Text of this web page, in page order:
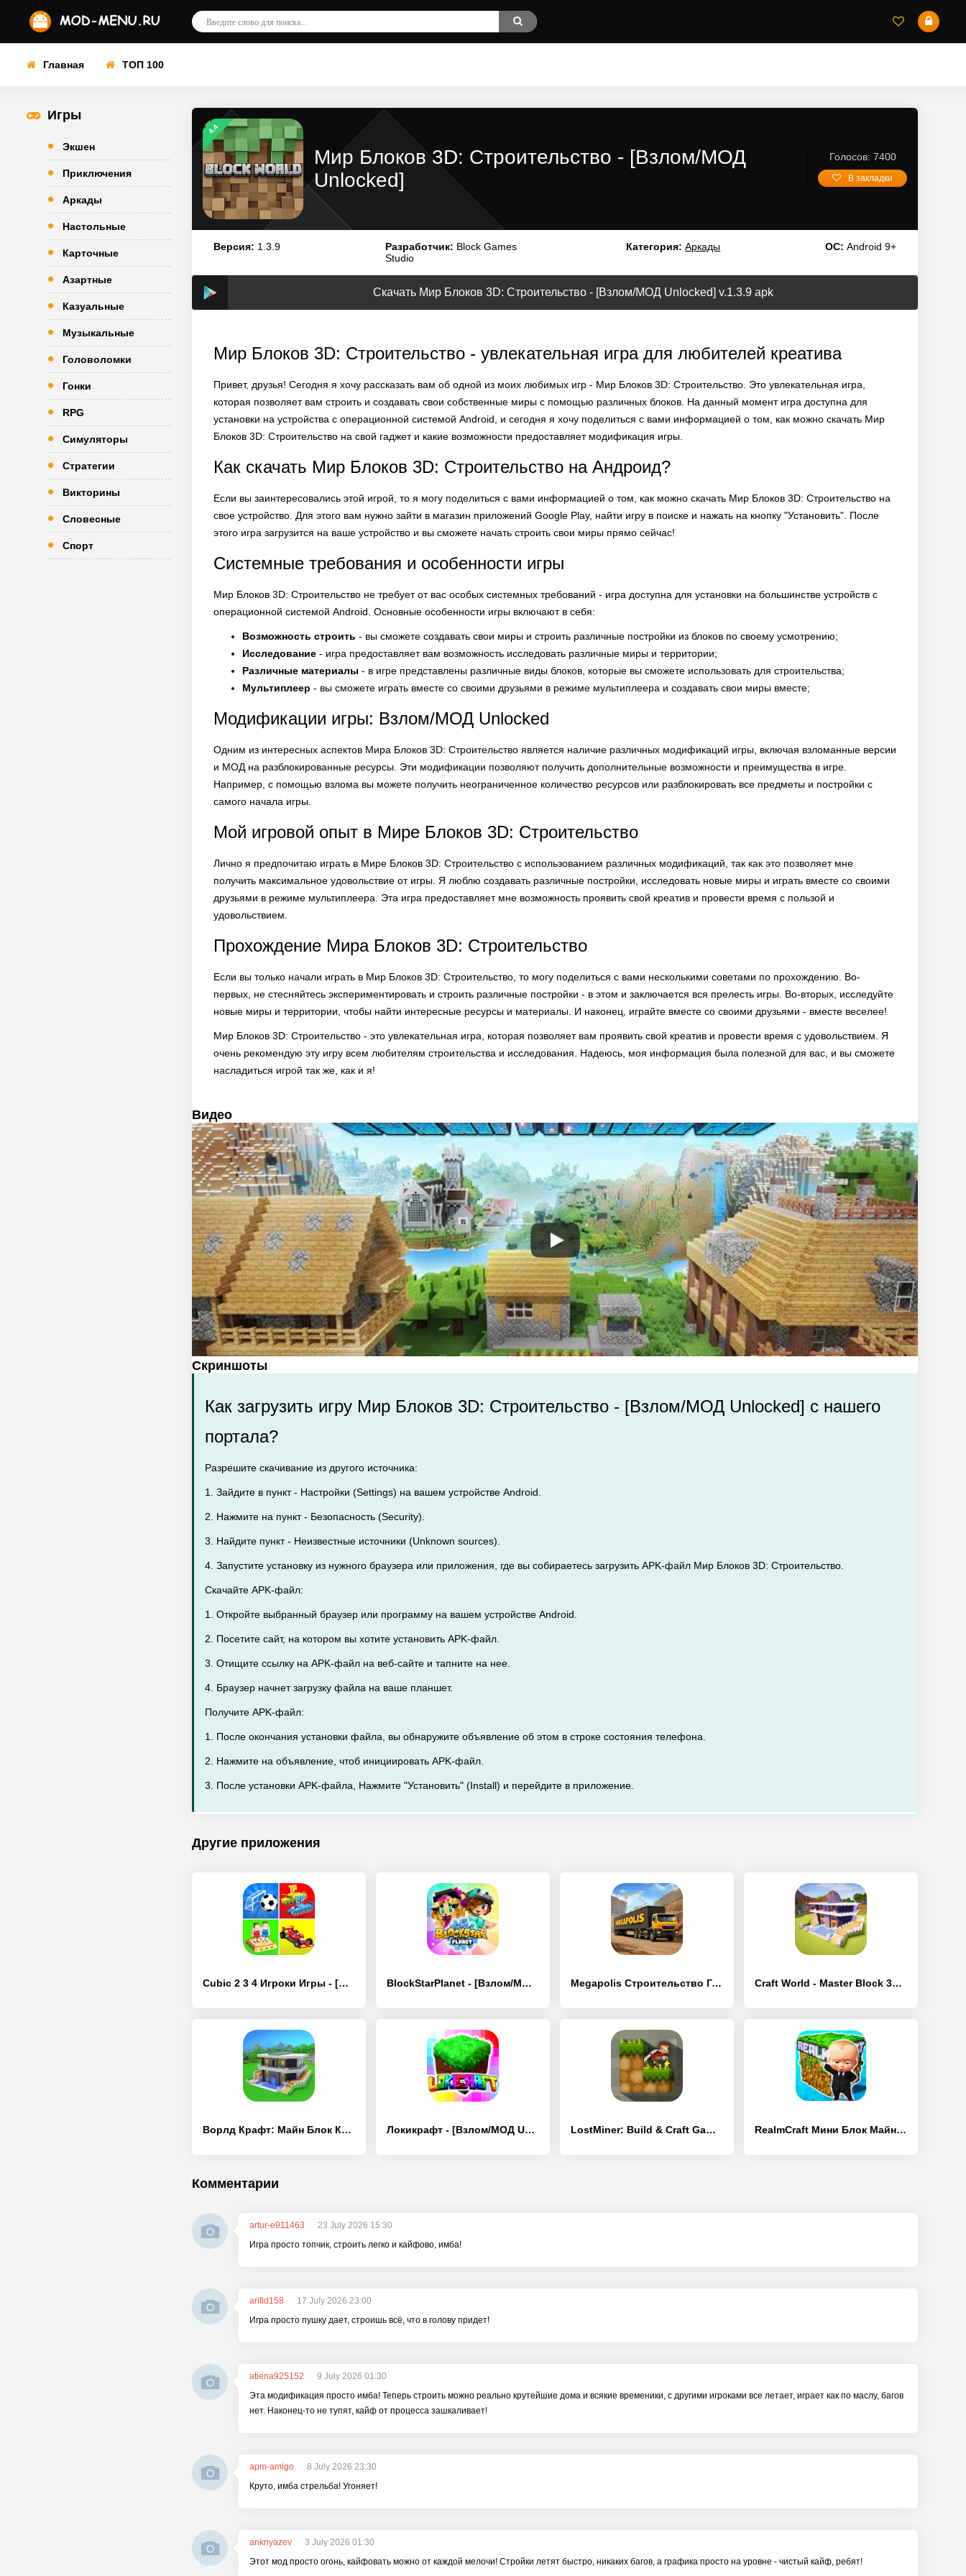
Главная ТОП 100
Игры
Экшен
Приключения
Аркады
Настольные
Карточные
Азартные
Казуальные
Музыкальные
Головоломки
Гонки
RPG
Симуляторы
Стратегии
Викторины
Словесные
Спорт
4.4
Мир Блоков 3D: Строительство - [Взлом/МОД
Unlocked]
Голосов: 7400
В закладки
Версия: 1.3.9 Разработчик: Block Games
Studio
Категория: Аркады ОС: Android 9+
Скачать Мир Блоков 3D: Строительство - [Взлом/МОД Unlocked] v.1.3.9 apk
Мир Блоков 3D: Строительство - увлекательная игра для любителей креатива
Привет, друзья! Сегодня я хочу рассказать вам об одной из моих любимых игр - Мир Блоков 3D: Строительство. Это увлекательная игра,
которая позволяет вам строить и создавать свои собственные миры с помощью различных блоков. На данный момент игра доступна для
установки на устройства с операционной системой Android, и сегодня я хочу поделиться с вами информацией о том, как можно скачать Мир
Блоков 3D: Строительство на свой гаджет и какие возможности предоставляет модификация игры.
Как скачать Мир Блоков 3D: Строительство на Андроид?
Если вы заинтересовались этой игрой, то я могу поделиться с вами информацией о том, как можно скачать Мир Блоков 3D: Строительство на
свое устройство. Для этого вам нужно зайти в магазин приложений Google Play, найти игру в поиске и нажать на кнопку "Установить". После
этого игра загрузится на ваше устройство и вы сможете начать строить свои миры прямо сейчас!
Системные требования и особенности игры
Мир Блоков 3D: Строительство не требует от вас особых системных требований - игра доступна для установки на большинстве устройств с
операционной системой Android. Основные особенности игры включают в себя:
Возможность строить - вы сможете создавать свои миры и строить различные постройки из блоков по своему усмотрению;
Исследование - игра предоставляет вам возможность исследовать различные миры и территории;
Различные материалы - в игре представлены различные виды блоков, которые вы сможете использовать для строительства;
Мультиплеер - вы сможете играть вместе со своими друзьями в режиме мультиплеера и создавать свои миры вместе;
Модификации игры: Взлом/МОД Unlocked
Одним из интересных аспектов Мира Блоков 3D: Строительство является наличие различных модификаций игры, включая взломанные версии
и МОД на разблокированные ресурсы. Эти модификации позволяют получить дополнительные возможности и преимущества в игре.
Например, с помощью взлома вы можете получить неограниченное количество ресурсов или разблокировать все предметы и постройки с
самого начала игры.
Мой игровой опыт в Мире Блоков 3D: Строительство
Лично я предпочитаю играть в Мире Блоков 3D: Строительство с использованием различных модификаций, так как это позволяет мне
получить максимальное удовольствие от игры. Я люблю создавать различные постройки, исследовать новые миры и играть вместе со своими
друзьями в режиме мультиплеера. Эта игра предоставляет мне возможность проявить свой креатив и провести время с пользой и
удовольствием.
Прохождение Мира Блоков 3D: Строительство
Если вы только начали играть в Мир Блоков 3D: Строительство, то могу поделиться с вами несколькими советами по прохождению. Во-
первых, не стесняйтесь экспериментировать и строить различные постройки - в этом и заключается вся прелесть игры. Во-вторых, исследуйте
новые миры и территории, чтобы найти интересные ресурсы и материалы. И наконец, играйте вместе со своими друзьями - вместе веселее!
Мир Блоков 3D: Строительство - это увлекательная игра, которая позволяет вам проявить свой креатив и провести время с удовольствием. Я
очень рекомендую эту игру всем любителям строительства и исследования. Надеюсь, моя информация была полезной для вас, и вы сможете
насладиться игрой так же, как и я!
Видео
Скриншоты
Как загрузить игру Мир Блоков 3D: Строительство - [Взлом/МОД Unlocked] с нашего
портала?
Разрешите скачивание из другого источника:
1. Зайдите в пункт - Настройки (Settings) на вашем устройстве Android.
2. Нажмите на пункт - Безопасность (Security).
3. Найдите пункт - Неизвестные источники (Unknown sources).
4. Запустите установку из нужного браузера или приложения, где вы собираетесь загрузить APK-файл Мир Блоков 3D: Строительство.
Скачайте APK-файл:
1. Откройте выбранный браузер или программу на вашем устройстве Android.
2. Посетите сайт, на котором вы хотите установить APK-файл.
3. Отищите ссылку на APK-файл на веб-сайте и тапните на нее.
4. Браузер начнет загрузку файла на ваше планшет.
Получите APK-файл:
1. После окончания установки файла, вы обнаружите объявление об этом в строке состояния телефона.
2. Нажмите на объявление, чтоб инициировать APK-файл.
3. После установки APK-файла, Нажмите "Установить" (Install) и перейдите в приложение.
Другие приложения
Cubic 2 3 4 Игроки Игры - [Взлом/МОД Unlocked] BlockStarPlanet - [Взлом/МОД Unlocked] Megapolis Строительство Города - [Взлом/МОД Бесконечные деньги] Craft World - Master Block 3D - [Взлом/МОД Меню]
Ворлд Крафт: Майн Блок Крафт - [Взлом/МОД Бесконечные деньги] Локикрафт - [Взлом/МОД Unlocked] LostMiner: Build & Craft Game - [Взлом/МОД Все открыто] RealmCraft Мини Блок Майнкрафт - [Взлом/МОД Все открыто]
Комментарии
artur-e911463
23 July 2026 15:30
Игра просто топчик, строить легко и кайфово, имба!
arifid158
17 July 2026 23:00
Игра просто пушку дает, строишь всё, что в голову придет!
atiena925152
9 July 2026 01:30
Эта модификация просто имба! Теперь строить можно реально крутейшие дома и всякие временики, с другими игроками все летает, играет как по маслу, багов
нет. Наконец-то не тупят, кайф от процесса зашкаливает!
apm-amigo
8 July 2026 23:30
Круто, имба стрельба! Угоняет!
anknyazev
3 July 2026 01:30
Этот мод просто огонь, кайфовать можно от каждой мелочи! Стройки летят быстро, никаких багов, а графика просто на уровне - чистый кайф, ребят!